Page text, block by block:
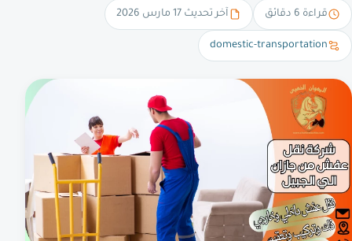
قراءة 6 دقائق آخر تحديث 17 مارس 2026
domestic-transportation